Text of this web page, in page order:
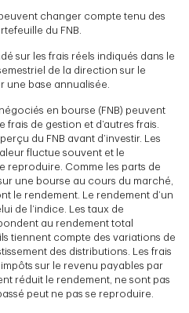
changer compte tenu des
du FNB.
sur les frais réels indiqués dans le
de la direction sur le
une base annualisée.
en bourse (FNB) peuvent
de gestion et d’autres frais.
du FNB avant d’investir. Les
fluctue souvent et le
reproduire. Comme les parts de
une bourse au cours du marché,
le rendement. Le rendement d’un
de l’indice. Les taux de
au rendement total
tiennent compte des variations de
des distributions. Les frais
sur le revenu payables par
réduit le rendement, ne sont pas
peut ne pas se reproduire.